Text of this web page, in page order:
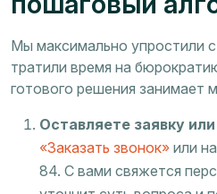
Мы максимально упростили
тратили время на
готового решения занимает
Оставляете заявку
«Заказать звонок» или
84. С вами свяжется